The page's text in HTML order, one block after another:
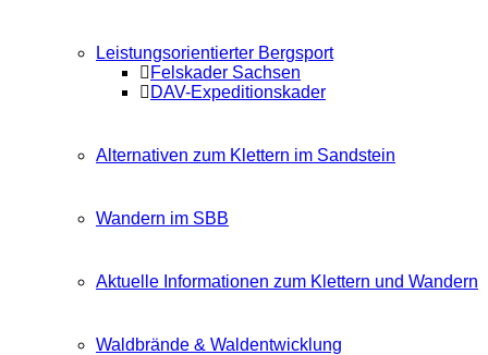
Leistungsorientierter Bergsport
Felskader Sachsen
DAV-Expeditionskader
Alternativen zum Klettern im Sandstein
Wandern im SBB
Aktuelle Informationen zum Klettern und Wandern
Waldbrände & Waldentwicklung